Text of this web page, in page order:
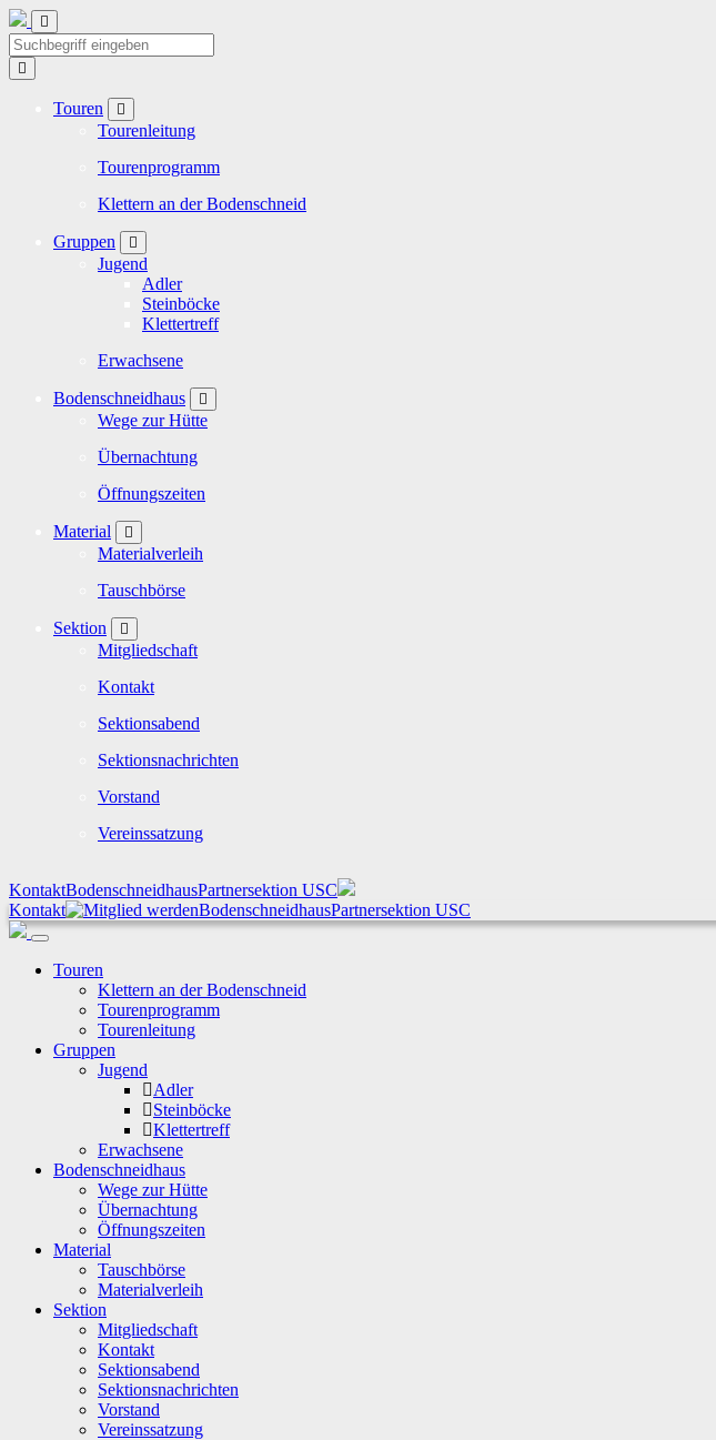
Touren
Tourenleitung
Tourenprogramm
Klettern an der Bodenschneid
Gruppen
Jugend
Adler
Steinböcke
Klettertreff
Erwachsene
Bodenschneidhaus
Wege zur Hütte
Übernachtung
Öffnungszeiten
Material
Materialverleih
Tauschbörse
Sektion
Mitgliedschaft
Kontakt
Sektionsabend
Sektionsnachrichten
Vorstand
Vereinssatzung
KontaktBodenschneidhausPartnersektion USC
Kontakt
BodenschneidhausPartnersektion USC
Touren
Klettern an der Bodenschneid
Tourenprogramm
Tourenleitung
Gruppen
Jugend
Adler
Steinböcke
Klettertreff
Erwachsene
Bodenschneidhaus
Wege zur Hütte
Übernachtung
Öffnungszeiten
Material
Tauschbörse
Materialverleih
Sektion
Mitgliedschaft
Kontakt
Sektionsabend
Sektionsnachrichten
Vorstand
Vereinssatzung